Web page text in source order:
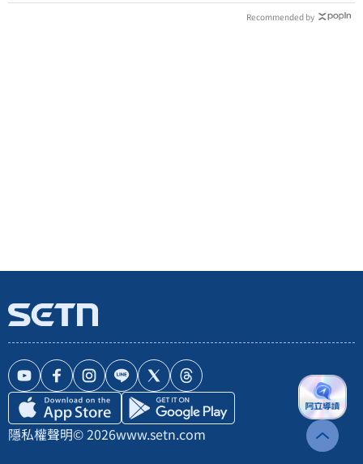
Recommended by
隱私權聲明© 2026www.setn.com